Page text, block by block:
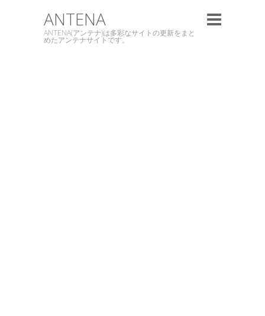
ANTENA
ANTENA(アンテナ)は多彩なサイトの更新をまと
めたアンテナサイトです。